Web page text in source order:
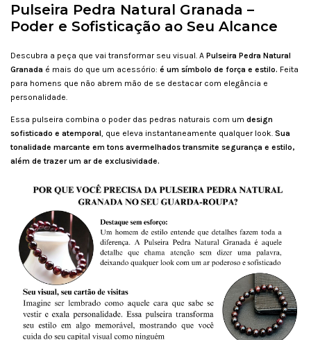
Pulseira Pedra Natural Granada –
Poder e Sofisticação ao Seu Alcance
Descubra a peça que vai transformar seu visual. A Pulseira Pedra Natural
Granada é mais do que um acessório: é um símbolo de força e estilo. Feita
para homens que não abrem mão de se destacar com elegância e
personalidade.
Essa pulseira combina o poder das pedras naturais com um design
sofisticado e atemporal , que eleva instantaneamente qualquer look. Sua
tonalidade marcante em tons avermelhados transmite segurança e estilo,
além de trazer um ar de exclusividade.